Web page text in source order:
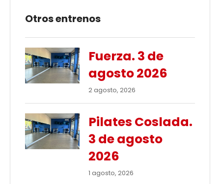
Otros entrenos
Fuerza. 3 de
agosto 2026
2 agosto, 2026
Pilates Coslada.
3 de agosto
2026
1 agosto, 2026